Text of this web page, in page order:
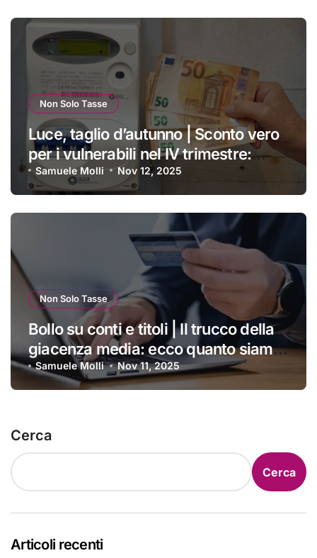
Non Solo Tasse
Luce, taglio d’autunno | Sconto vero
per i vulnerabili nel IV trimestre:
ecco a chi si applica e come
ottenerlo
Samuele Molli Nov 12, 2025
Non Solo Tasse
Bollo su conti e titoli | Il trucco della
giacenza media: ecco quanto siamo
costretti a pagare ogni anno
Samuele Molli Nov 11, 2025
Cerca
Cerca
Articoli recenti